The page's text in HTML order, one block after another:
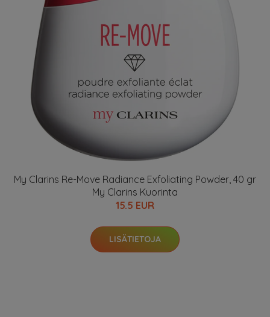
My Clarins Re-Move Radiance Exfoliating Powder, 40 gr
My Clarins Kuorinta
15.5 EUR
LISÄTIETOJA